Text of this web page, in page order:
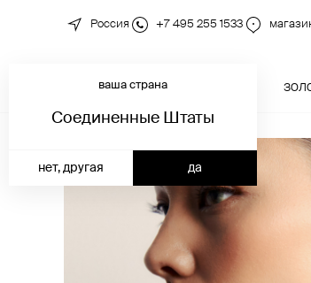
Россия +7 495 255 1533
новинкиваша страна
Соединенные Штаты
да
нет, другая